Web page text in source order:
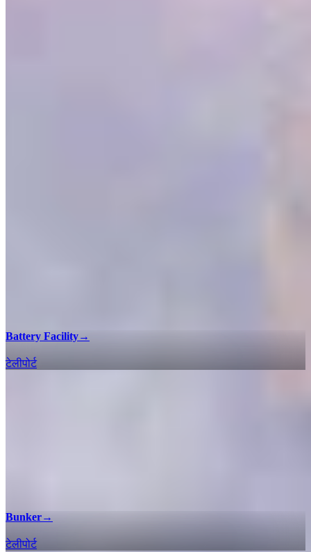
Battery Facility→
टेलीपोर्ट
Bunker→
टेलीपोर्ट